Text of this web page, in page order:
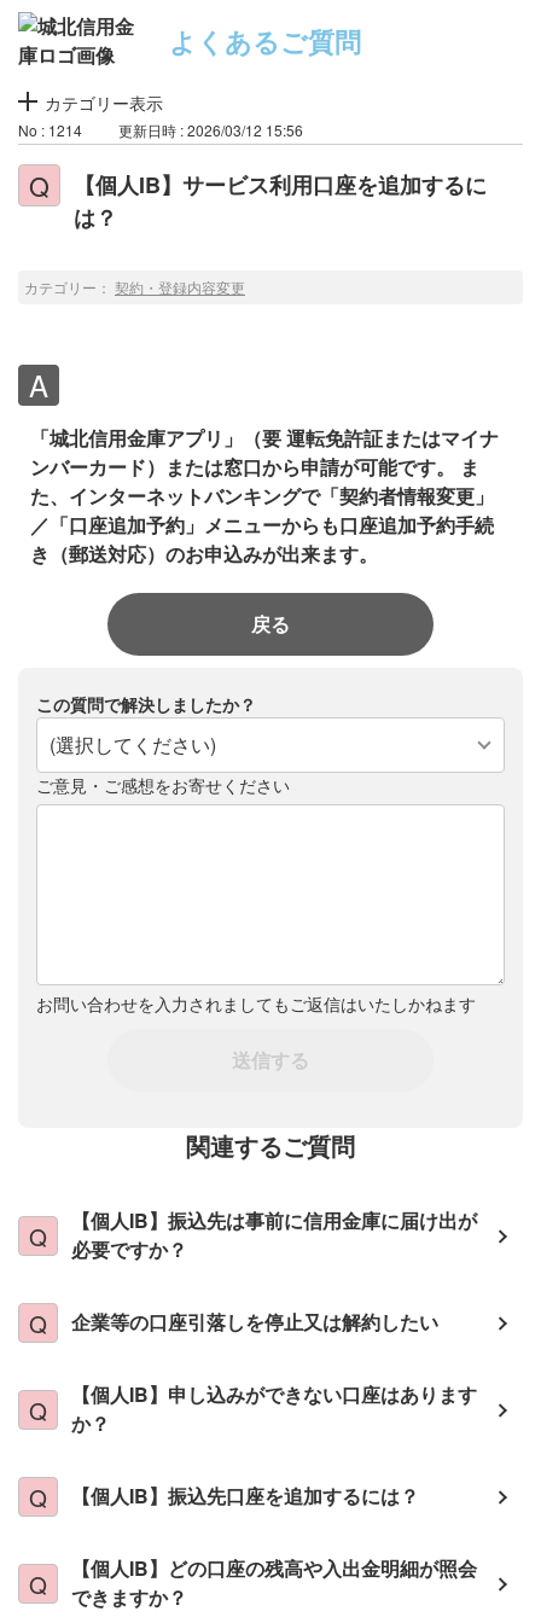
よくあるご質問
カテゴリー表示
No : 1214 更新日時 : 2026/03/12 15:56
【個人IB】サービス利用口座を追加するに
は？
カテゴリー： 契約・登録内容変更
「城北信用金庫アプリ」（要 運転免許証またはマイナ
ンバーカード）または窓口から申請が可能です。
ま
た、インターネットバンキングで「契約者情報変更」
／「口座追加予約」メニューからも口座追加予約手続
き（郵送対応）のお申込みが出来ます。
戻る
この質問で解決しましたか？
(選択してください)
ご意見・ご感想をお寄せください
お問い合わせを入力されましてもご返信はいたしかねます
送信する
関連するご質問
【個人IB】振込先は事前に信用金庫に届け出が
必要ですか？
企業等の口座引落しを停止又は解約したい
【個人IB】申し込みができない口座はあります
か？
【個人IB】振込先口座を追加するには？
【個人IB】どの口座の残高や入出金明細が照会
できますか？